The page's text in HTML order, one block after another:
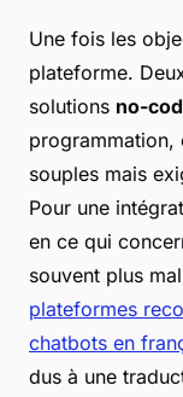
Une fois les
plateforme.
solutions no-
programmation,
souples mais
Pour une
en ce qui
souvent plus
plateformes
chatbots en
dus à une